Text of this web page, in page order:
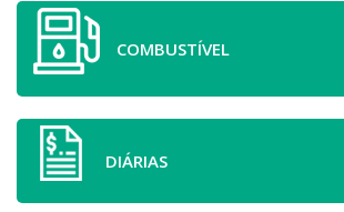
COMBUSTÍVEL
DIÁRIAS